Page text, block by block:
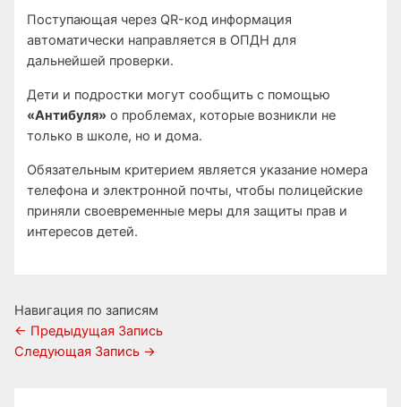
Поступающая через QR-код информация
автоматически направляется в ОПДН для
дальнейшей проверки.
Дети и подростки могут сообщить с помощью
«Антибуля» о проблемах, которые возникли не
только в школе, но и дома.
Обязательным критерием является указание номера
телефона и электронной почты, чтобы полицейские
приняли своевременные меры для защиты прав и
интересов детей.
Навигация по записям
← Предыдущая Запись
Следующая Запись →